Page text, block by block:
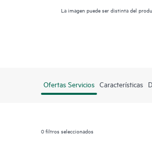
La imagen puede ser distinta del
Ofertas Servicios Características
0filtros seleccionados